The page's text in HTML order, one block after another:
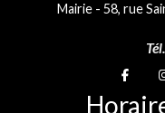
Mairie - 58, rue